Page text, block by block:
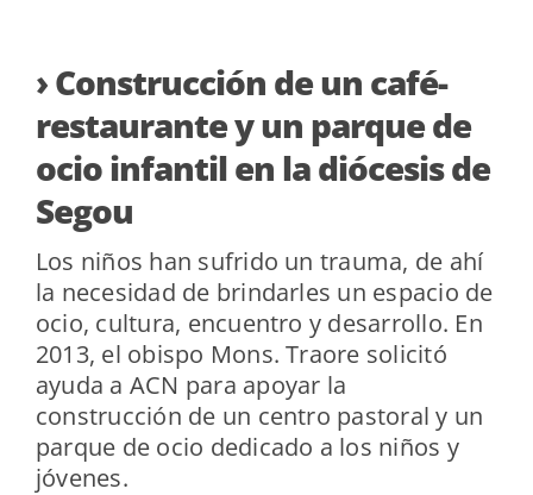
› Construcción de un café-
restaurante y un parque de
ocio infantil en la diócesis de
Segou
Los niños han sufrido un trauma, de ahí
la necesidad de brindarles un espacio de
ocio, cultura, encuentro y desarrollo. En
2013, el obispo Mons. Traore solicitó
ayuda a ACN para apoyar la
construcción de un centro pastoral y un
parque de ocio dedicado a los niños y
jóvenes.